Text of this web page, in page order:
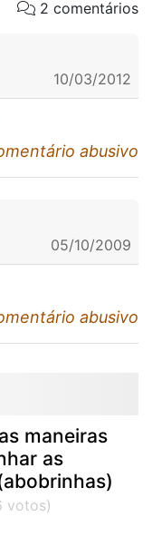
2 comentários
10/03/2012
abusivo
05/10/2009
abusivo
maneiras
as